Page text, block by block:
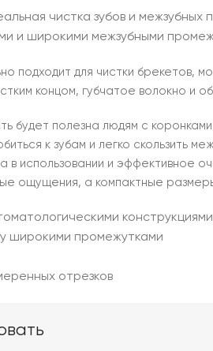
чистка зубов и
и широкими межзубными
подходит для чистки брекетов,
концом, губчатое волокно и
будет полезна людям с
к зубам и легко скользить
в использовании и эффективное
ощущения, а компактные
конструкциями
широкими промежутками
отрезков